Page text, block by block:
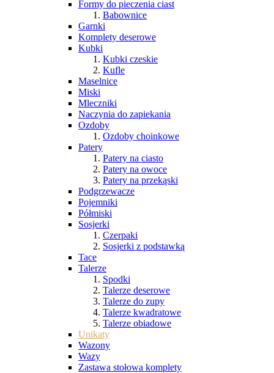
Formy do pieczenia ciast
Babownice
Garnki
Komplety deserowe
Kubki
Kubki czeskie
Kufle
Maselnice
Miski
Mleczniki
Naczynia do zapiekania
Ozdoby
Ozdoby choinkowe
Patery
Patery na ciasto
Patery na owoce
Patery na przekąski
Podgrzewacze
Pojemniki
Półmiski
Sosjerki
Czerpaki
Sosjerki z podstawką
Tace
Talerze
Spodki
Talerze deserowe
Talerze do zupy
Talerze kwadratowe
Talerze obiadowe
Unikaty
Wazony
Wazy
Zastawa stołowa komplety